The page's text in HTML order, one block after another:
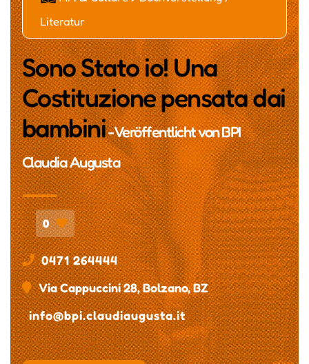
Literatur
Sono Stato io! Una
Costituzione pensata dai
bambini- Veröffentlicht vonBPI
Claudia Augusta
0
0471 264444
Via Cappuccini 28, Bolzano, BZ
info@bpi.claudiaugusta.it